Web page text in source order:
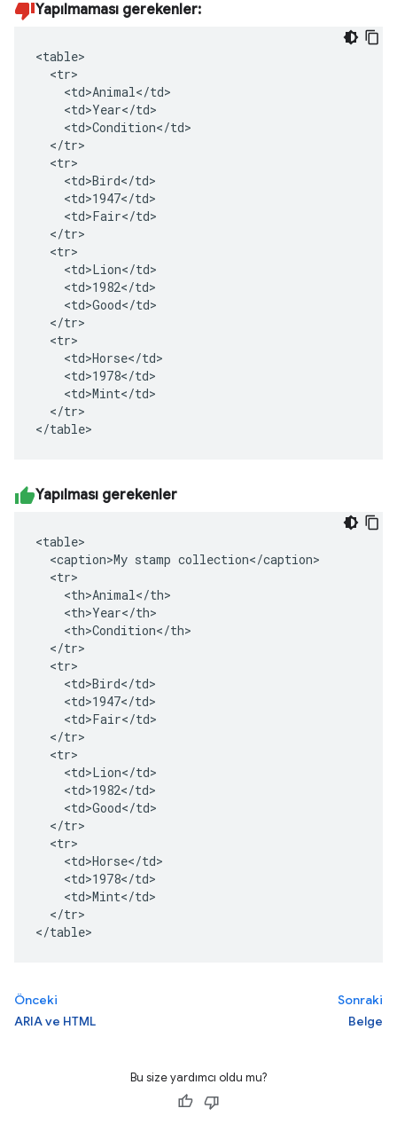
Yapılmaması gerekenler:
<table>
  <tr>
    <td>Animal</td>
    <td>Year</td>
    <td>Condition</td>
  </tr>
  <tr>
    <td>Bird</td>
    <td>1947</td>
    <td>Fair</td>
  </tr>
  <tr>
    <td>Lion</td>
    <td>1982</td>
    <td>Good</td>
  </tr>
  <tr>
    <td>Horse</td>
    <td>1978</td>
    <td>Mint</td>
  </tr>
</table>
Yapılması gerekenler
<table>
  <caption>My stamp collection</caption>
  <tr>
    <th>Animal</th>
    <th>Year</th>
    <th>Condition</th>
  </tr>
  <tr>
    <td>Bird</td>
    <td>1947</td>
    <td>Fair</td>
  </tr>
  <tr>
    <td>Lion</td>
    <td>1982</td>
    <td>Good</td>
  </tr>
  <tr>
    <td>Horse</td>
    <td>1978</td>
    <td>Mint</td>
  </tr>
</table>
Önceki
ARIA ve HTML
Sonraki
Belge
Bu size yardımcı oldu mu?